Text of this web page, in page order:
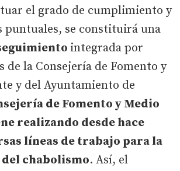
el grado de cumplimiento y
puntuales, se constituirá una
integrada por
de la Consejería de Fomento y
y del Ayuntamiento de
de Fomento y Medio
realizando desde hace
líneas de trabajo para la
chabolismo. Así, el